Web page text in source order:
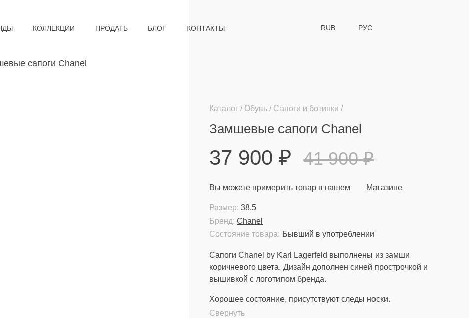
КОЛЛЕКЦИИ ПРОДАТЬ БЛОГ КОНТАКТЫ RUB РУС
Каталог Обувь Сапоги и ботинки
Замшевые сапоги Chanel
37 900₽ 41 900₽
Вы можете примерить товар в нашем Магазине
Состояние товара: Бывший в употреблении
Бренд: Chanel
Размер: 38,5
Сапоги Chanel by Karl Lagerfeld выполнены из замши
коричневого цвета. Дизайн дополнен синей прострочкой и
вышивкой с логотипом бренда.
Хорошее состояние, присутствуют следы носки.
Свернуть